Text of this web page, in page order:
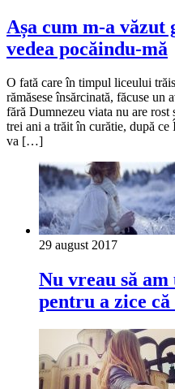
Așa cum m-a văzut
vedea pocăindu-mă
O fată care în timpul liceului
rămăsese însărcinată, făcuse
fără Dumnezeu viata nu are rost
trei ani a trăit în curătie, după
va […]
29 august 2017
Nu vreau să
pentru a zice